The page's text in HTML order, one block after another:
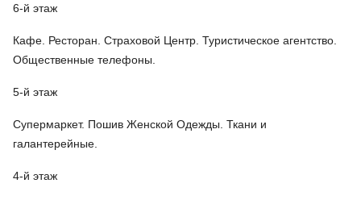
6-й этаж
Кафе. Ресторан. Страховой Центр. Туристическое агентство.
Общественные телефоны.
5-й этаж
Супермаркет. Пошив Женской Одежды. Ткани и
галантерейные.
4-й этаж